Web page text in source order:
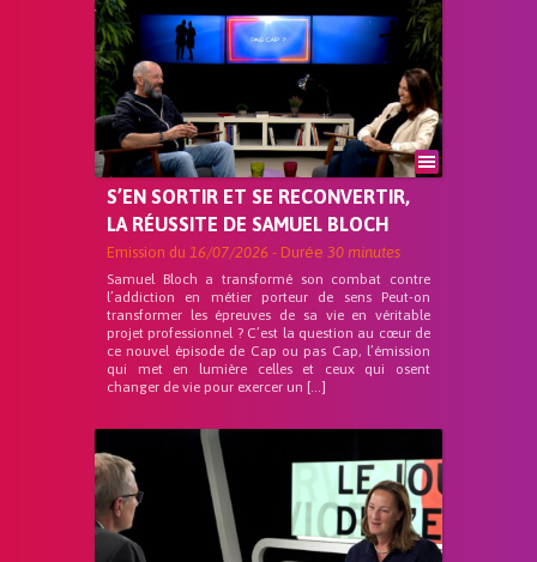
S’EN SORTIR ET SE RECONVERTIR,
LA RÉUSSITE DE SAMUEL BLOCH
Emission du 16/07/2026 - Durée 30 minutes
Samuel Bloch a transformé son combat contre
l’addiction en métier porteur de sens Peut-on
transformer les épreuves de sa vie en véritable
projet professionnel ? C’est la question au cœur de
ce nouvel épisode de Cap ou pas Cap, l’émission
qui met en lumière celles et ceux qui osent
changer de vie pour exercer un […]